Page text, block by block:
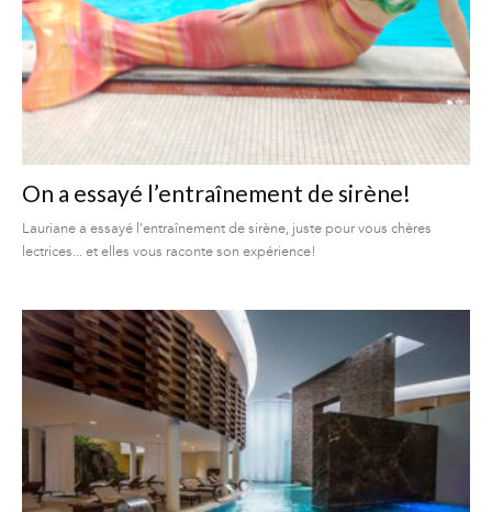
On a essayé l’entraînement de sirène!
Lauriane a essayé l'entraînement de sirène, juste pour vous chères
lectrices... et elles vous raconte son expérience!